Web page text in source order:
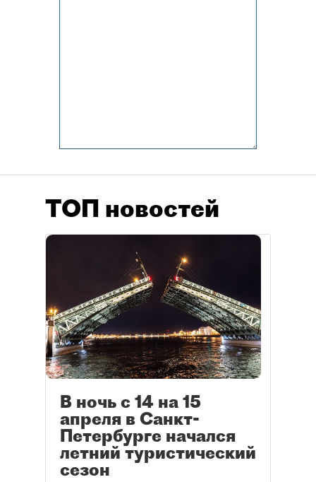
ТОП новостей
В ночь с 14 на 15
апреля в Санкт-
Петербурге начался
летний туристический
сезон